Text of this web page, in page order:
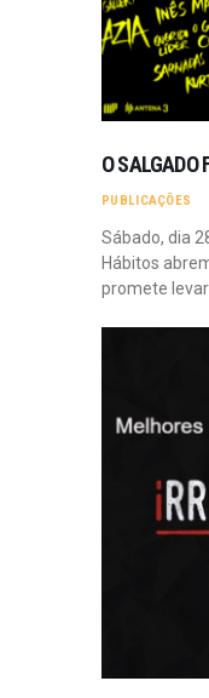
O SALGADO
PUBLICAÇÕES
Sábado, dia
Hábitos
promete